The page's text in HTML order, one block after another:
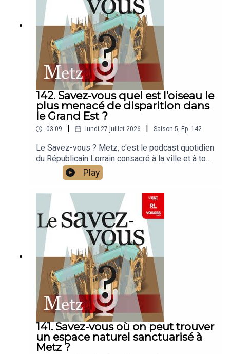
142. Savez-vous quel est l’oiseau le
plus menacé de disparition dans
le Grand Est ?
03:09 lundi 27 juillet 2026 Saison 5, Ep. 142
Le Savez-vous ? Metz, c'est le podcast quotidien
du Républicain Lorrain consacré à la ville et à tout
ce que vous ignorez sur elle.Un podcast raconté
par Jean-Marie Russe basé sur les articles
réalisés par la rédaction locale de Metz.
Play
141. Savez-vous où on peut trouver
un espace naturel sanctuarisé à
Metz ?